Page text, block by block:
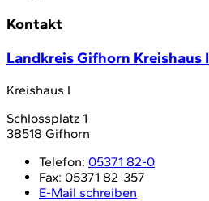
Kontakt
Landkreis Gifhorn Kreishaus I
Kreishaus I
Schlossplatz 1
38518 Gifhorn
Telefon: 05371 82-0
Fax: 05371 82-357
E-Mail schreiben